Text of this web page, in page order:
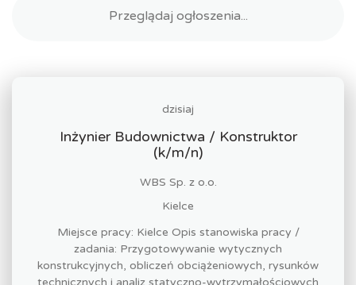
dzisiaj
Inżynier Budownictwa / Konstruktor
(k/m/n)
WBS Sp. z o.o.
Kielce
Miejsce pracy: Kielce Opis stanowiska pracy /
zadania: Przygotowywanie wytycznych
konstrukcyjnych, obliczeń obciążeniowych, rysunków
technicznych i analiz statyczno-wytrzymałościowych